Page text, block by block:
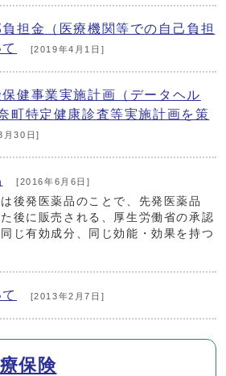
担金（医療機関等での自己負担
[2019年4月1日]
健事業実施計画（データヘル
町特定健康診査等実施計画を策
月30日]
[2016年6月6日]
後発医薬品のことで、先発医薬品
後に販売される、厚生労働省の承認
じ有効成分、同じ効能・効果を持つ
[2013年2月7日]
保険